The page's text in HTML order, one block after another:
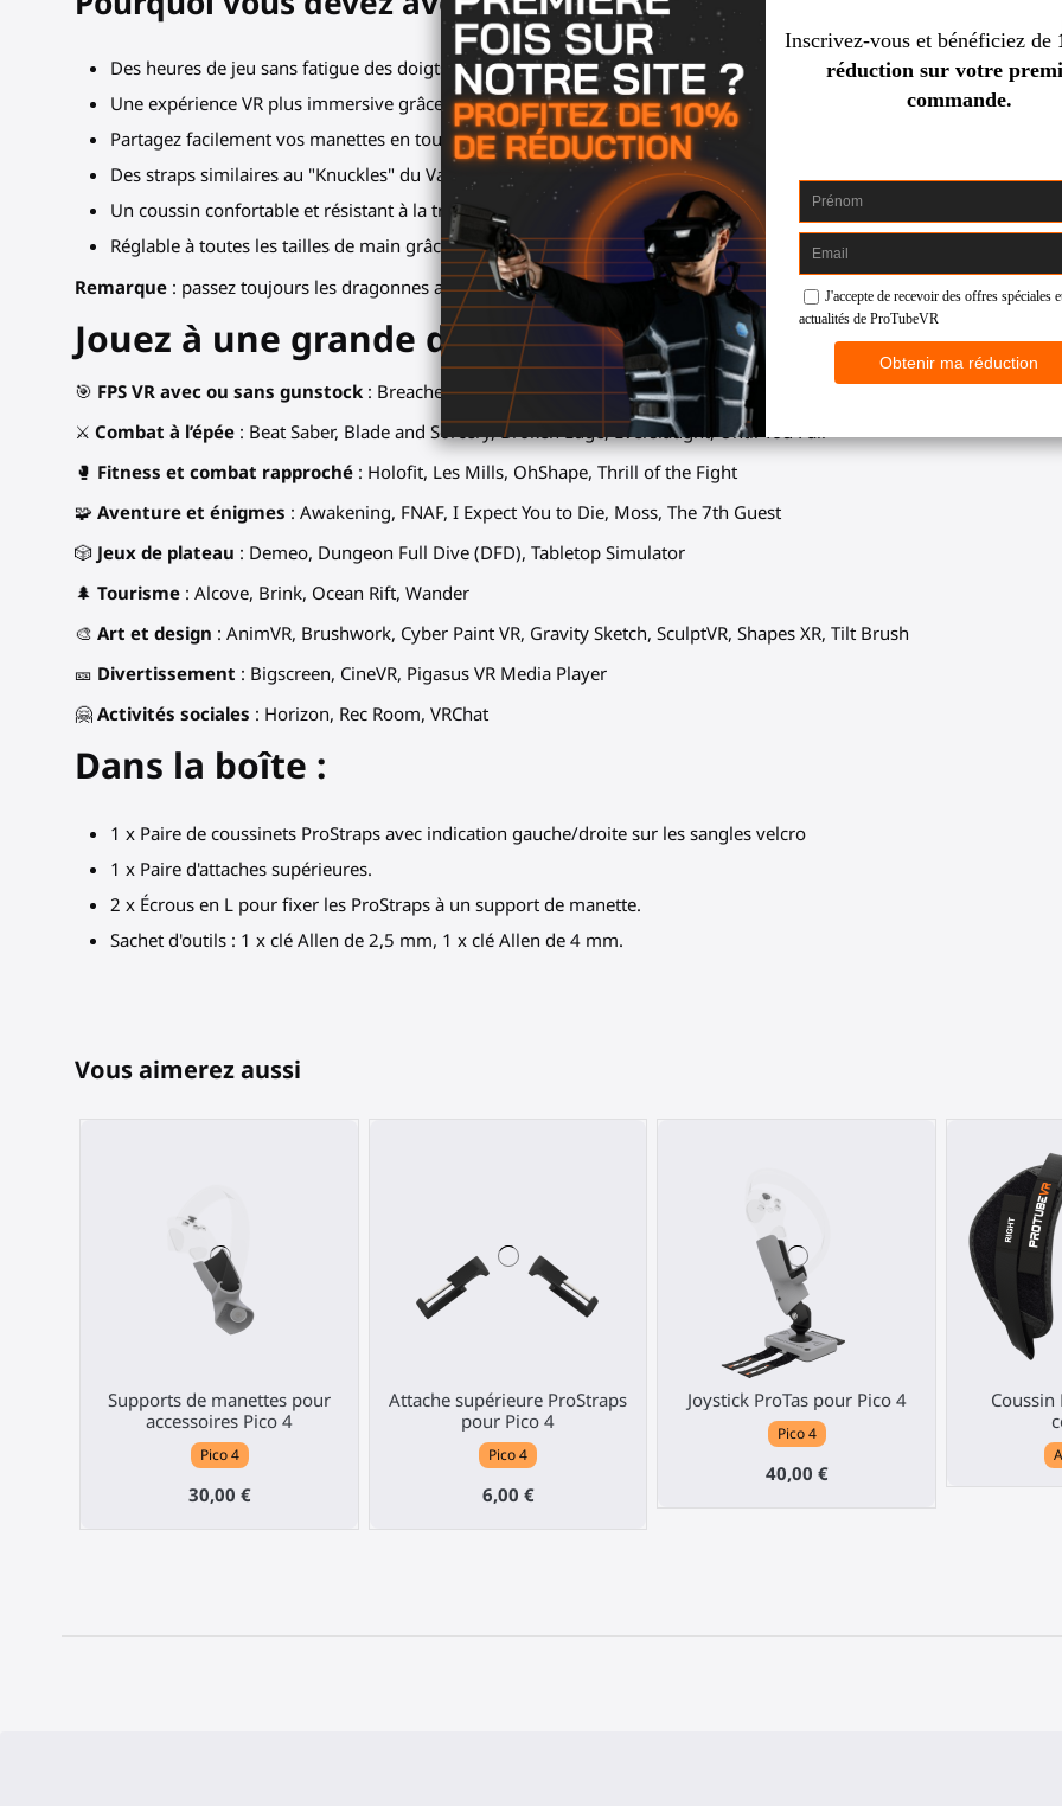
Des heures de jeu sans fatigue des doigts.
Une expérience VR plus immersive grâce à des interactions naturelles.
Partagez facilement vos manettes en toute sécurité, même avec des débutants en VR.
Des straps similaires au "Knuckles" du Valve Index ou des appareils photos professionnels, sécurisées et
Un coussin confortable et résistant à la transpiration pour les jeux et entraînements les plus intenses.
Réglable à toutes les tailles de main grâce à ses sangles velcro élastiques.
Remarque : passez toujours les dragonnes autour de vos poignets. C’est une sécurité obligatoire et gratuite.
Jouez à une grande diversité de jeux VR avec les
🎯 FPS VR avec ou sans gunstock : Breachers, Ghosts of Tabor, Onward, Pavlov, The Light Brigade
⚔Combat à l’épée : Beat Saber, Blade and Sorcery, Broken Edge, Everslaught, Until You Fall
🥊 Fitness et combat rapproché : Holofit, Les Mills, OhShape, Thrill of the Fight
🧩Aventure et énigmes : Awakening, FNAF, I Expect You to Die, Moss, The 7th Guest
🎲 Jeux de plateau : Demeo, Dungeon Full Dive (DFD), Tabletop Simulator
🌲Tourisme : Alcove, Brink, Ocean Rift, Wander
🎨Art et design : AnimVR, Brushwork, Cyber Paint VR, Gravity Sketch, SculptVR, Shapes XR, Tilt Brush
🎫 Divertissement : Bigscreen, CineVR, Pigasus VR Media Player
🤗Activités sociales : Horizon, Rec Room, VRChat
Dans la boîte :
1 x Paire de coussinets ProStraps avec indication gauche/droite sur les sangles velcro
1 x Paire d'attaches supérieures.
2 x Écrous en L pour fixer les ProStraps à un support de manette.
Sachet d'outils : 1 x clé Allen de 2,5 mm, 1 x clé Allen de 4 mm.
Vous aimerez aussi
Supports de manettes pour
accessoires Pico 4
Pico 4
30,00 €
Attache supérieure ProStraps
pour Pico 4
Pico 4
6,00 €
Joystick ProTas pour Pico 4
Pico 4
40,00 €
Coussin